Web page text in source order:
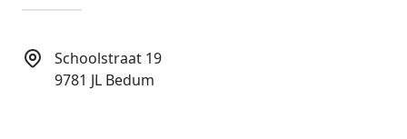
Schoolstraat 19
9781 JL Bedum